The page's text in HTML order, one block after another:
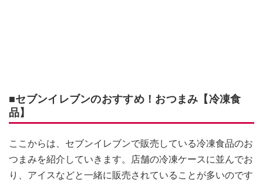
■セブンイレブンのおすすめ！おつまみ【冷凍食
品】
ここからは、セブンイレブンで販売している冷凍食品のお
つまみを紹介していきます。店舗の冷凍ケースに並んでお
り、アイスなどと一緒に販売されていることが多いのです